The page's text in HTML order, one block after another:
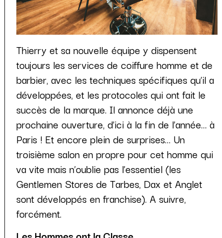
Thierry et sa nouvelle équipe y dispensent
toujours les services de coiffure homme et de
barbier, avec les techniques spécifiques qu’il a
développées, et les protocoles qui ont fait le
succès de la marque. Il annonce déjà une
prochaine ouverture, d’ici à la fin de l’année… à
Paris ! Et encore plein de surprises… Un
troisième salon en propre pour cet homme qui
va vite mais n’oublie pas l’essentiel (les
Gentlemen Stores de Tarbes, Dax et Anglet
sont développés en franchise). A suivre,
forcément.